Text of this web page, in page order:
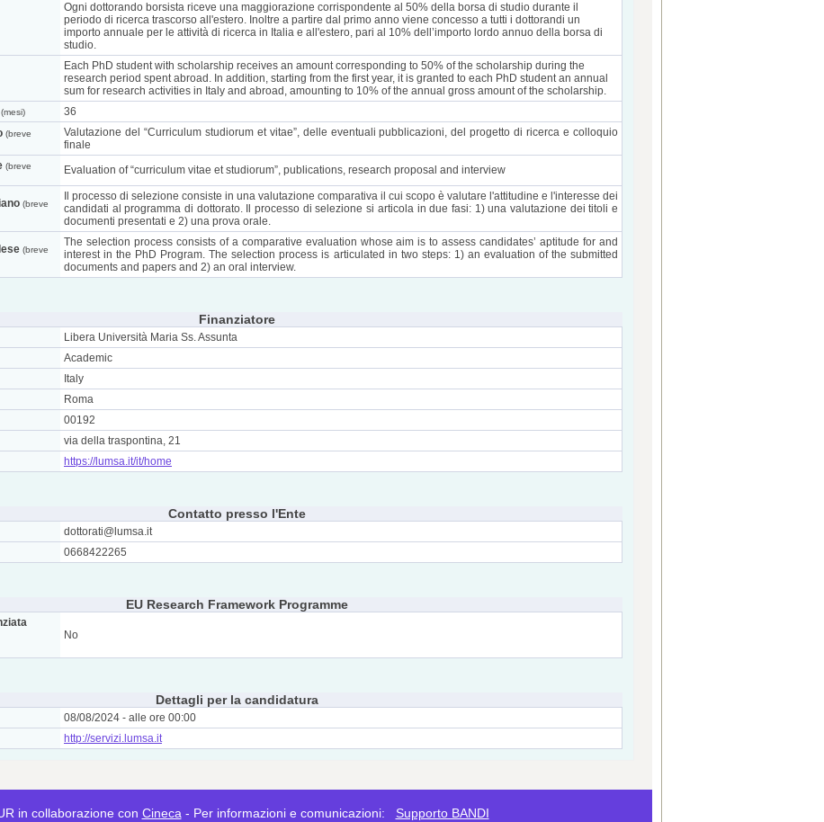
Ogni dottorando borsista riceve una maggiorazione corrispondente al 50% della borsa di studio durante il
periodo di ricerca trascorso all'estero. Inoltre a partire dal primo anno viene concesso a tutti i dottorandi un
importo annuale per le attività di ricerca in Italia e all'estero, pari al 10% dell’importo lordo annuo della borsa di
studio.
Each PhD student with scholarship receives an amount corresponding to 50% of the scholarship during the
research period spent abroad. In addition, starting from the first year, it is granted to each PhD student an annual
sum for research activities in Italy and abroad, amounting to 10% of the annual gross amount of the scholarship.
(mesi)
36
(breve
Valutazione del “Curriculum studiorum et vitae”, delle eventuali pubblicazioni, del progetto di ricerca e colloquio
finale
(breve
Evaluation of “curriculum vitae et studiorum”, publications, research proposal and interview
(breve
Il processo di selezione consiste in una valutazione comparativa il cui scopo è valutare l'attitudine e l'interesse dei
candidati al programma di dottorato. Il processo di selezione si articola in due fasi: 1) una valutazione dei titoli e
documenti presentati e 2) una prova orale.
(breve
The selection process consists of a comparative evaluation whose aim is to assess candidates’ aptitude for and
interest in the PhD Program. The selection process is articulated in two steps: 1) an evaluation of the submitted
documents and papers and 2) an oral interview.
Finanziatore
Libera Università Maria Ss. Assunta
Academic
Italy
Roma
00192
via della traspontina, 21
https://lumsa.it/it/home
Contatto presso l'Ente
dottorati@lumsa.it
0668422265
EU Research Framework Programme
No
Dettagli per la candidatura
08/08/2024 - alle ore 00:00
http://servizi.lumsa.it
in collaborazione con Cineca - Per informazioni e comunicazioni: Supporto BANDI